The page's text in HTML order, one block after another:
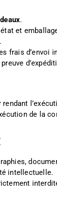
.
et
frais d’envoi
de la
intellectuelle.